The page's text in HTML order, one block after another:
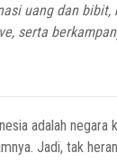
uang dan
serta
adalah negara
Jadi, tak